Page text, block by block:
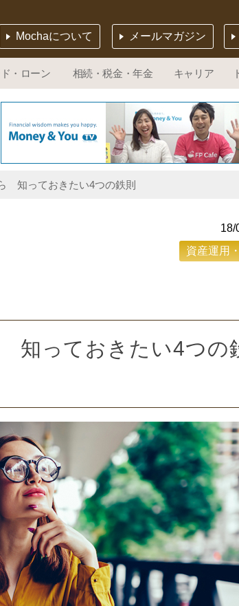
メールマガジン
Mochaについて
・ローン 相続・税金・年金 キャリア
知っておきたい4つの鉄則
18/
資産運用
知っておきたい4つの